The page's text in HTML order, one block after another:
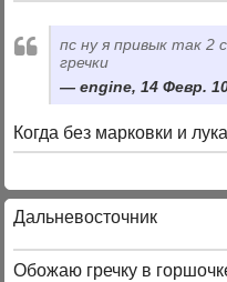
пс ну я привык так 2
гречки
engine, 14 Февр.
Когда без марковки и
Дальневосточник
Обожаю гречку в